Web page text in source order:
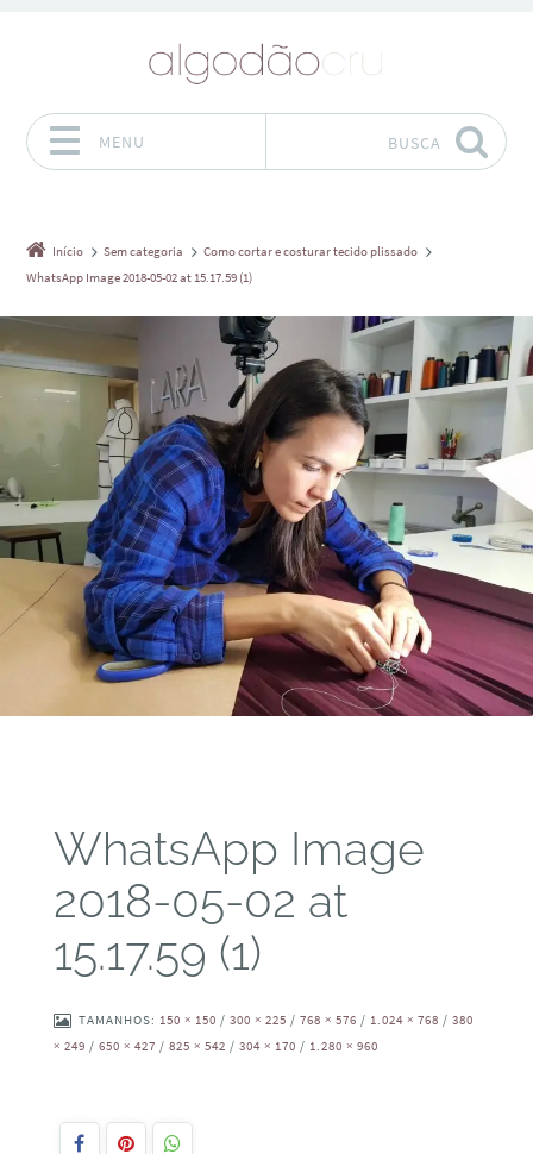
MENU BUSCA
Início Sem categoria
Como cortar e costurar tecido plissado
WhatsApp Image 2018-05-02 at 15.17.59 (1)
WhatsApp Image
2018-05-02 at
15.17.59 (1)
TAMANHOS: 150 × 150 / 300 × 225 / 768 × 576 / 1.024 × 768 / 380
× 249 / 650 × 427 / 825 × 542 / 304 × 170 / 1.280 × 960